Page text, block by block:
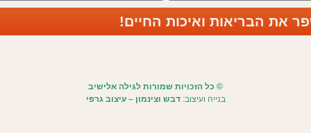
את הבריאות ואיכות החיים!
© כל הזכויות שמורות לגילה אלישיב
בנייה ועיצוב:דבש וצינמון – עיצוב גרפי